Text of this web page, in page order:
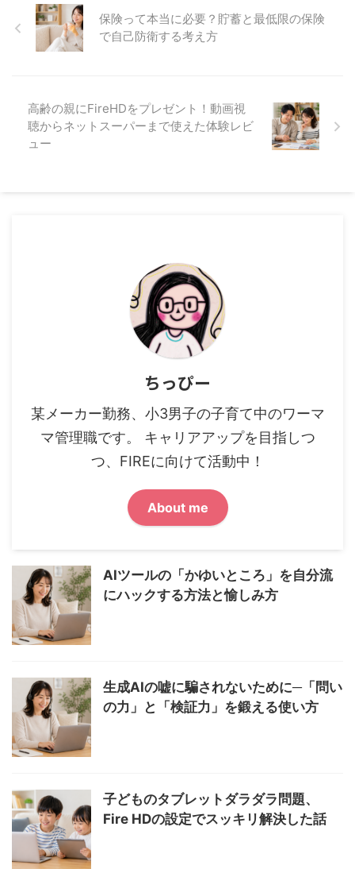
保険って本当に必要？貯蓄と最低限の保険
で自己防衛する考え方
高齢の親にFireHDをプレゼント！動画視
聴からネットスーパーまで使えた体験レビ
ュー
ちっぴー
某メーカー勤務、小3男子の子育て中のワーマ
マ管理職です。 キャリアアップを目指しつ
つ、FIREに向けて活動中！
About me
AIツールの「かゆいところ」を自分流
にハックする方法と愉しみ方
生成AIの嘘に騙されないために─「問い
の力」と「検証力」を鍛える使い方
子どものタブレットダラダラ問題、
Fire HDの設定でスッキリ解決した話